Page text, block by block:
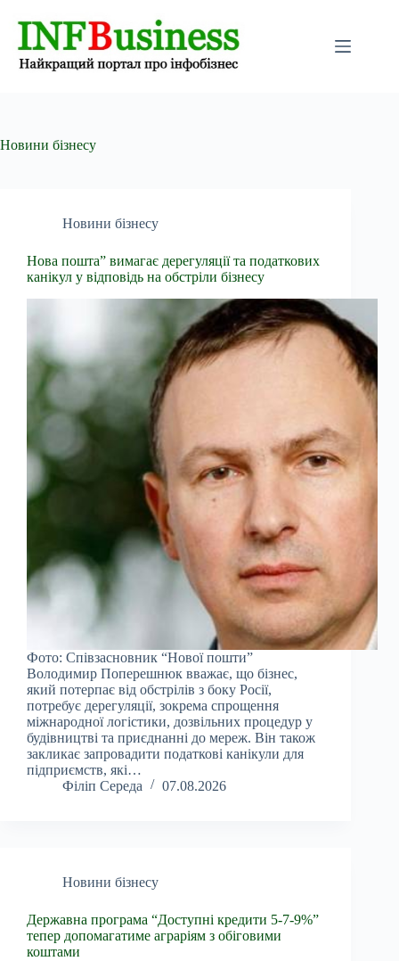
Новини бізнесу
Новини бізнесу
Нова пошта” вимагає дерегуляції та податкових
канікул у відповідь на обстріли бізнесу
Фото: Співзасновник “Нової пошти”
Володимир Поперешнюк вважає, що бізнес,
який потерпає від обстрілів з боку Росії,
потребує дерегуляції, зокрема спрощення
міжнародної логістики, дозвільних процедур у
будівництві та приєднанні до мереж. Він також
закликає запровадити податкові канікули для
підприємств, які…
Філіп Середа
07.08.2026
Новини бізнесу
Державна програма “Доступні кредити 5-7-9%”
тепер допомагатиме аграріям з обіговими
коштами